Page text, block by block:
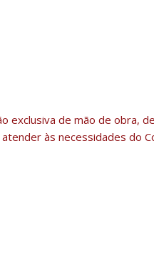
exclusiva de mão de obra,
às necessidades do